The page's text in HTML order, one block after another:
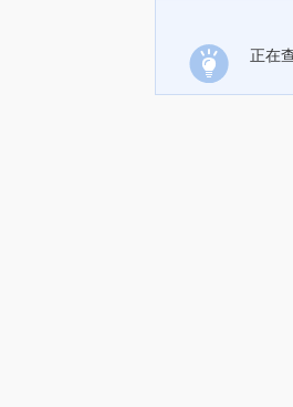
正在